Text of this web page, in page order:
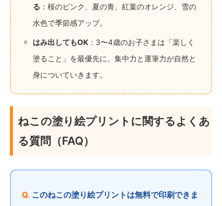
る ：桜のピンク、夏の青、紅葉のオレンジ、雪の
水色で季節感アップ。
はみ出してもOK：3〜4歳のお子さまは「楽しく
塗ること」を最優先に。集中力と運筆力が自然と
身についていきます。
ねこの塗り絵プリントに関するよくあ
る質問（FAQ）
このねこの塗り絵プリントは無料で印刷できま